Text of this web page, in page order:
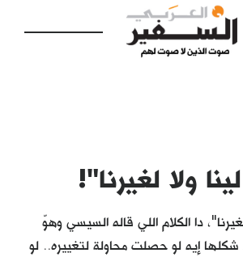
ولا لغيرنا"!
دا الكلام اللي قاله السيسي وهوّ
إيه لو حصلت محاولة لتغييره.. لو